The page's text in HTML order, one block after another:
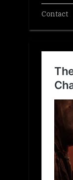
Contact